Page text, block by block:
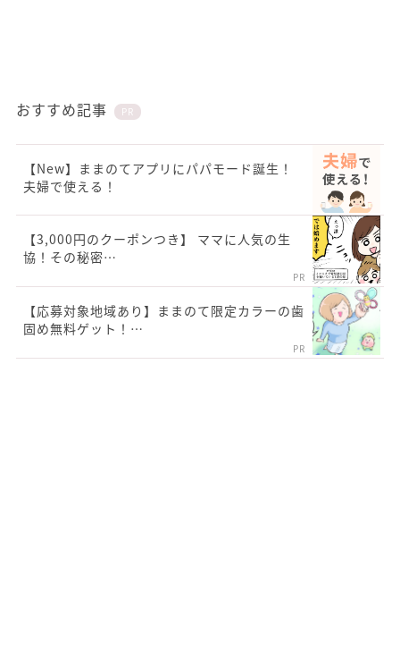
おすすめ記事 PR
【New】ままのてアプリにパパモード誕生！
夫婦で使える！
【3,000円のクーポンつき】 ママに人気の生
協！その秘密…
PR
【応募対象地域あり】ままのて限定カラーの歯
固め無料ゲット！…
PR